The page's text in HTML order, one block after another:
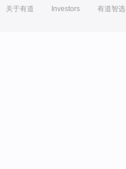
关于有道 Investors 有道智选